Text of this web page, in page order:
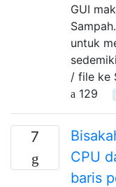
GUI
untuk
/ file ke
129
7
CPU
baris